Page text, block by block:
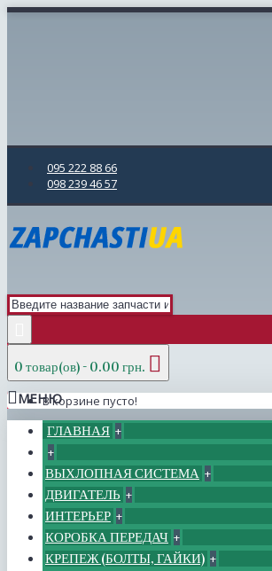
095 222 88 66
098 239 46 57
0 товар(ов) - 0.00 грн.
В корзине пусто!
МЕНЮ
ГЛАВНАЯ +
+
ВЫХЛОПНАЯ СИСТЕМА +
ДВИГАТЕЛЬ +
ИНТЕРЬЕР +
КОРОБКА ПЕРЕДАЧ +
КРЕПЕЖ (БОЛТЫ, ГАЙКИ) +